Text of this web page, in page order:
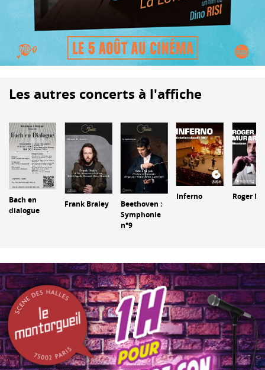
Les autres concerts à l'affiche
Bach en
dialogue
Frank Braley
Beethoven :
Symphonie
n°9
Inferno Roger